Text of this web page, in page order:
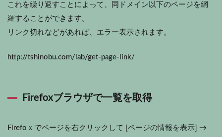
これを繰り返すことによって、同ドメイン以下のページを網
羅することができます。
リンク切れなどがあれば、エラー表示されます。
http://tshinobu.com/lab/get-page-link/
Firefoxブラウザで一覧を取得
Firefoｘでページを右クリックして [ページの情報を表示] →